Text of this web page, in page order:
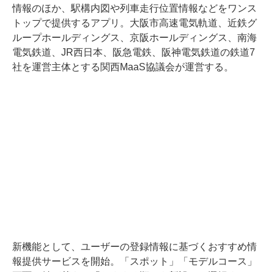
情報のほか、駅構内図や列車走行位置情報などをワンス
トップで提供するアプリ。大阪市高速電気軌道、近鉄グ
ループホールディングス、京阪ホールディングス、南海
電気鉄道、JR西日本、阪急電鉄、阪神電気鉄道の鉄道7
社を運営主体とする関西MaaS協議会が運営する。
新機能として、ユーザーの登録情報に基づくおすすめ情
報提供サービスを開始。「スポット」「モデルコース」